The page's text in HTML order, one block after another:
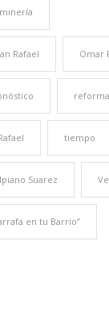
minería
Rafael Omar
tiempo
Suarez
en tu Barrio”